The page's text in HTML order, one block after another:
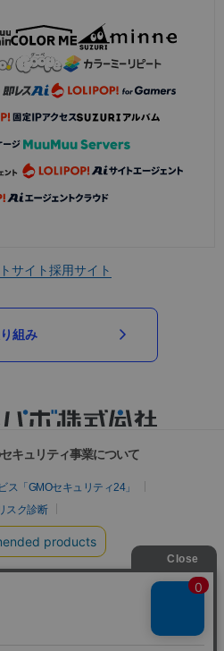
サイト採用サイト
組み
キュリティ事業について
「GMOセキュリティ24」
スク診断
ュリティ byイエラエ）